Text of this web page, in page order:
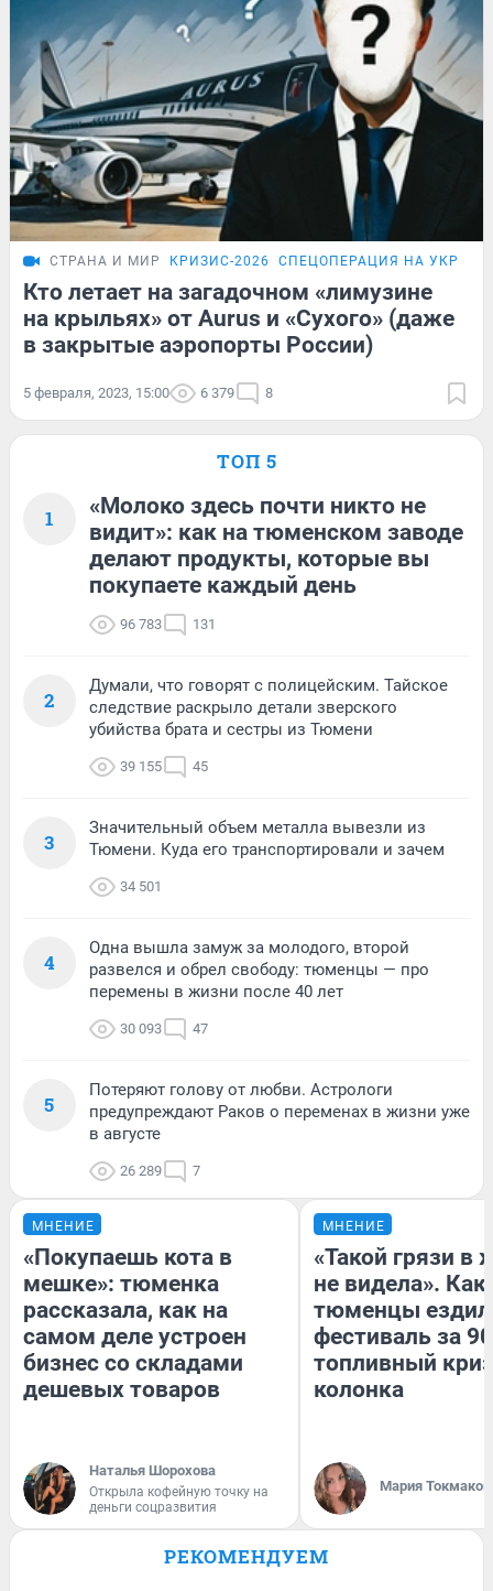
СТРАНА И МИР КРИЗИС-2026 СПЕЦОПЕРАЦИЯ НА
Кто летает на загадочном «лимузине
на крыльях» от Aurus и «Сухого» (даже
в закрытые аэропорты России)
5 февраля, 2023, 15:00 6 379 8
ТОП 5
1
«Молоко здесь почти никто не
видит»: как на тюменском заводе
делают продукты, которые вы
покупаете каждый день
96 783 131
2
Думали, что говорят с полицейским. Тайское
следствие раскрыло детали зверского
убийства брата и сестры из Тюмени
39 155 45
3
Значительный объем металла вывезли из
Тюмени. Куда его транспортировали и зачем
34 501
4
Одна вышла замуж за молодого, второй
развелся и обрел свободу: тюменцы — про
перемены в жизни после 40 лет
30 093 47
5
Потеряют голову от любви. Астрологи
предупреждают Раков о переменах в жизни уже
в августе
26 289 7
МНЕНИЕ
«Покупаешь кота в
мешке»: тюменка
рассказала, как на
самом деле устроен
бизнес со складами
дешевых товаров
Наталья Шорохова
Открыла кофейную точку на
деньги соцразвития
МНЕНИЕ
«Такой грязи в
не видела». Как
тюменцы
фестиваль за
топливный
колонка
Мария
РЕКОМЕНДУЕМ